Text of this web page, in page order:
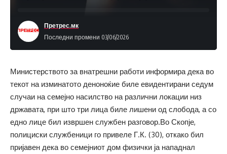
Последни промени 03/06/2026
Претрес.мк
Министерството за внатрешни работи информира дека во
текот на изминатото деноноќие биле евидентирани седум
случаи на семејно насилство на различни локации низ
државата, при што три лица биле лишени од слобода, а со
едно лице бил извршен службен разговор.Во Скопје,
полициски службеници го привеле Г.К. (30), откако бил
пријавен дека во семејниот дом физички ја нападнал